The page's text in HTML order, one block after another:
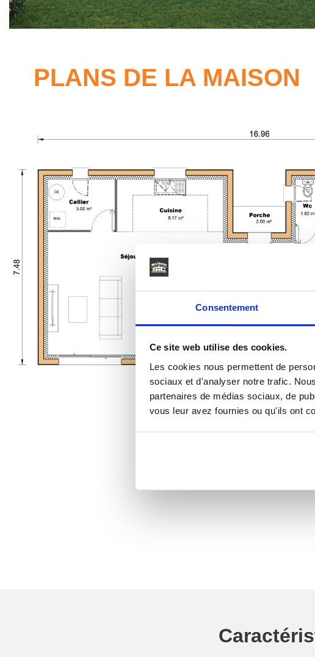
Consentement
Ce site web utilise des cookies.
Les cookies nous permettent de
sociaux et d'analyser notre trafic.
partenaires de médias sociaux, de
vous leur avez fournies ou qu'ils ont
PLANS DE LA MAISON